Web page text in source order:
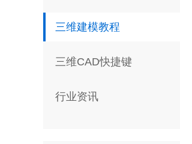
三维建模教程
三维CAD快捷键
行业资讯